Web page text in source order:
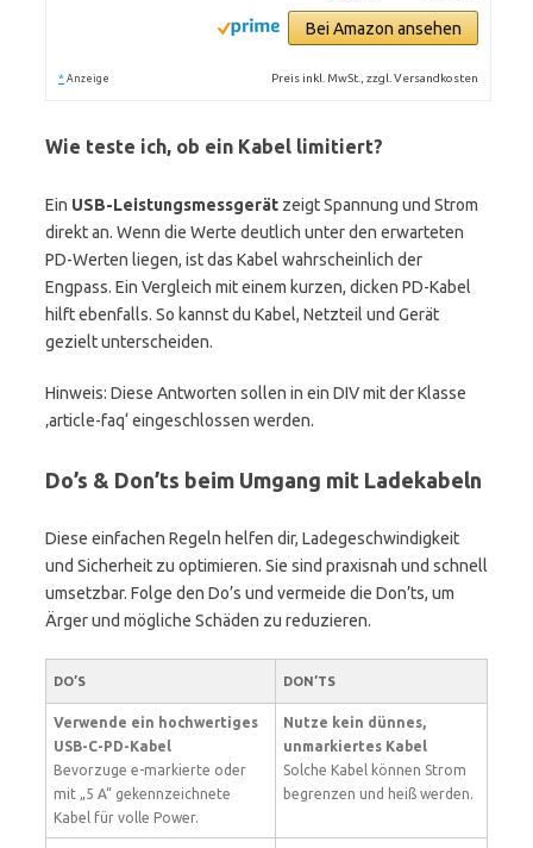
Bei Amazon ansehen
* Anzeige Preis inkl. MwSt., zzgl. Versandkosten
Wie teste ich, ob ein Kabel limitiert?
Ein USB-Leistungsmessgerät zeigt Spannung und Strom
direkt an. Wenn die Werte deutlich unter den erwarteten
PD-Werten liegen, ist das Kabel wahrscheinlich der
Engpass. Ein Vergleich mit einem kurzen, dicken PD-Kabel
hilft ebenfalls. So kannst du Kabel, Netzteil und Gerät
gezielt unterscheiden.
Hinweis: Diese Antworten sollen in ein DIV mit der Klasse
‚article-faq‘ eingeschlossen werden.
Do’s & Don’ts beim Umgang mit Ladekabeln
Diese einfachen Regeln helfen dir, Ladegeschwindigkeit
und Sicherheit zu optimieren. Sie sind praxisnah und schnell
umsetzbar. Folge den Do’s und vermeide die Don’ts, um
Ärger und mögliche Schäden zu reduzieren.
DO’S DON’TS
Verwende ein hochwertiges
USB-C-PD-Kabel
Bevorzuge e-markierte oder
mit „5 A“ gekennzeichnete
Kabel für volle Power.
Nutze kein dünnes,
unmarkiertes Kabel
Solche Kabel können Strom
begrenzen und heiß werden.